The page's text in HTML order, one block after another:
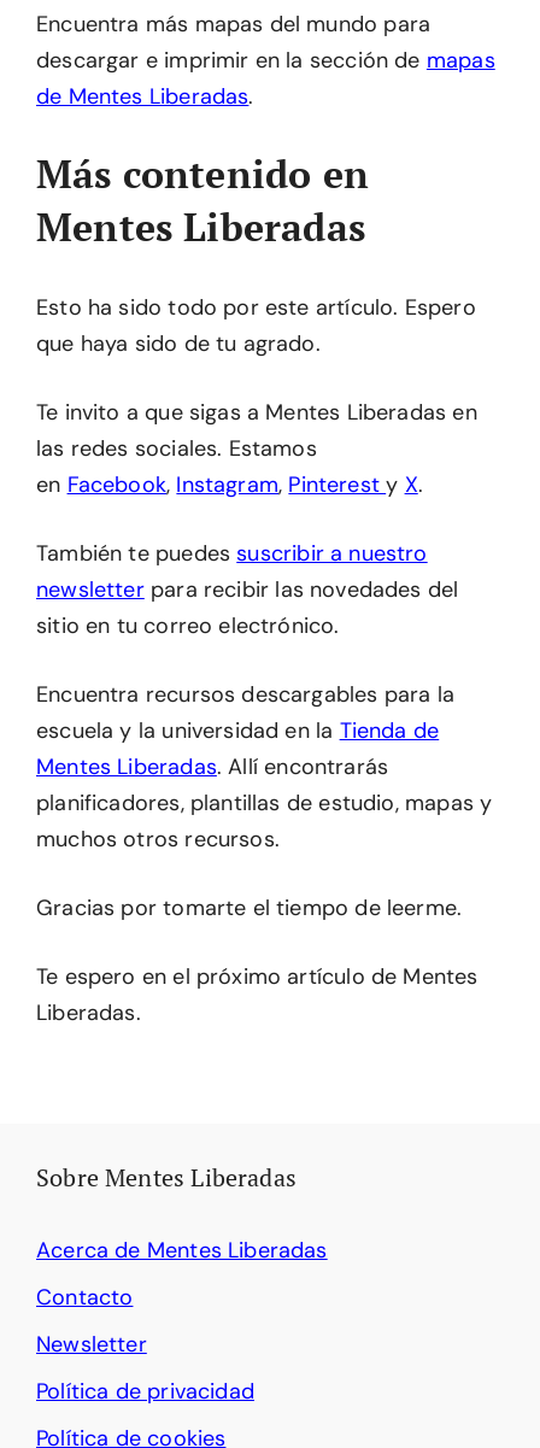
Encuentra más mapas del mundo para
descargar e imprimir en la sección de mapas
de Mentes Liberadas.
Más contenido en
Mentes Liberadas
Esto ha sido todo por este artículo. Espero
que haya sido de tu agrado.
Te invito a que sigas a Mentes Liberadas en
las redes sociales. Estamos
en Facebook, Instagram, Pinteresty X.
También te puedessuscribir a nuestro
newsletterpara recibir las novedades del
sitio en tu correo electrónico.
Encuentra recursos descargables para la
escuela y la universidad en la Tienda de
Mentes Liberadas. Allí encontrarás
planificadores, plantillas de estudio, mapas y
muchos otros recursos.
Gracias por tomarte el tiempo de leerme.
Te espero en el próximo artículo de Mentes
Liberadas.
Sobre Mentes Liberadas
Acerca de Mentes Liberadas
Contacto
Newsletter
Política de privacidad
Política de cookies